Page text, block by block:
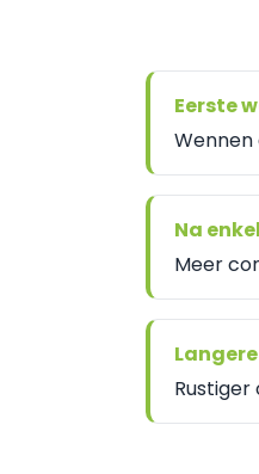
Eerste
Na
Meer
Rustiger